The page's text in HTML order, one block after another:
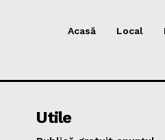
Acasă Local
Utile